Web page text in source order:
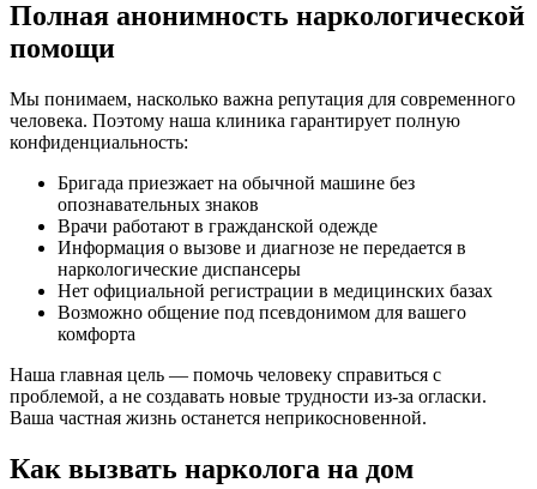
Полная анонимность наркологической
помощи
Мы понимаем, насколько важна репутация для современного
человека. Поэтому наша клиника гарантирует полную
конфиденциальность:
Бригада приезжает на обычной машине без
опознавательных знаков
Врачи работают в гражданской одежде
Информация о вызове и диагнозе не передается в
наркологические диспансеры
Нет официальной регистрации в медицинских базах
Возможно общение под псевдонимом для вашего
комфорта
Наша главная цель — помочь человеку справиться с
проблемой, а не создавать новые трудности из-за огласки.
Ваша частная жизнь останется неприкосновенной.
Как вызвать нарколога на дом